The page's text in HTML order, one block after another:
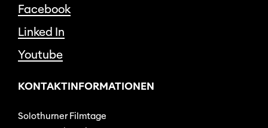
Facebook
Linked In
Youtube
KONTAKTINFORMATIONEN
Solothurner Filmtage